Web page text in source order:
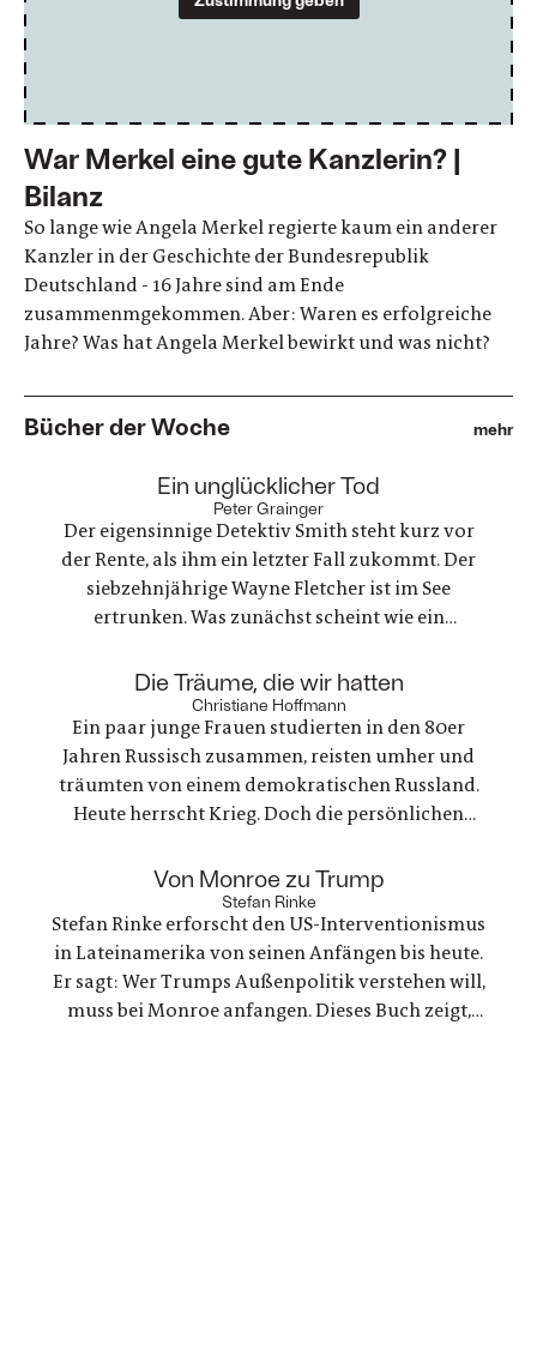
War Merkel eine gute Kanzlerin? |
Bilanz
So lange wie Angela Merkel regierte kaum ein anderer
Kanzler in der Geschichte der Bundesrepublik
Deutschland - 16 Jahre sind am Ende
zusammenmgekommen. Aber: Waren es erfolgreiche
Jahre? Was hat Angela Merkel bewirkt und was nicht?
Bücher der Woche mehr
Ein unglücklicher Tod
Peter Grainger
Der eigensinnige Detektiv Smith steht kurz vor
der Rente, als ihm ein letzter Fall zukommt. Der
siebzehnjährige Wayne Fletcher ist im See
ertrunken. Was zunächst scheint wie ein
anderes heraus. Es geht um nichts weniger als die
große Frage nach Gerechtigkeit. Eine
nervenaufreibende Ermittlung beginnt
Die Träume, die wir hatten
Christiane Hoffmann
Ein paar junge Frauen studierten in den 80er
Jahren Russisch zusammen, reisten umher und
träumten von einem demokratischen Russland.
Heute herrscht Krieg. Doch die persönlichen
gerade als eine der Frauen stirbt. Ein Buch über
Trauer und Hoffnung in deutsch-ukranisch-
russischen Beziehungen
Von Monroe zu Trump
Stefan Rinke
Stefan Rinke erforscht den US-Interventionismus
in Lateinamerika von seinen Anfängen bis heute.
Er sagt: Wer Trumps Außenpolitik verstehen will,
muss bei Monroe anfangen. Dieses Buch zeigt,